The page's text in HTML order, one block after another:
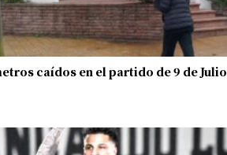
caídos en el partido de 9 de Julio